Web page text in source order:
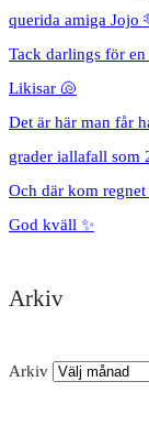
querida amiga Jojo
Tack darlings för
Likisar 🐚
Det är här man får
grader iallafall som
Och där kom
God kväll ✨
Arkiv
Arkiv